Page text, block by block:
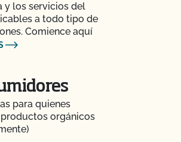
y los servicios del
a todo tipo de
Comience aquí
para quienes
orgánicos
etiquetarse mis productos
un cultivo a mi perfil de cliente?
una nueva parcela a mi
beneficia la Certificación de
agricultor orgánico?